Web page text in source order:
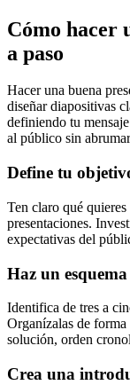
Cómo hacer
a paso
Hacer una buena
diseñar diapositivas
definiendo tu
al público sin
Define tu
Ten claro qué
presentaciones.
expectativas del
Haz un
Identifica de tres a
Organízalas de
solución, orden
Crea una